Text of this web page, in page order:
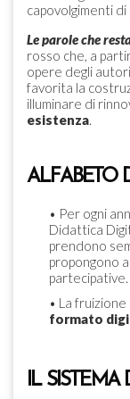
capovolgimenti
Le parole che
rosso che, a
opere degli
favorita la
illuminare di
esistenza.
ALFABETO
• Per ogni
Didattica
prendono
propongono
partecipative.
• La
formato
IL SISTEMA